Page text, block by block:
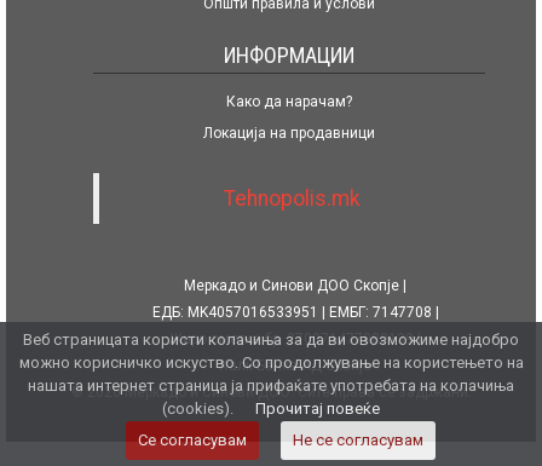
Општи правила и услови
ИНФОРМАЦИИ
Како да нарачам?
Локација на продавници
Tehnopolis.mk
Меркадо и Синови ДОО Скопје
ЕДБ: MK4057016533951
ЕМБГ: 7147708
Жиро сметка бр. 270071477080139
Халк Банка АД Скопје
© 2026 Меркадо и Синови ДОО. Сите права се задржани.
Веб страницата користи колачиња за да ви овозможиме најдобро
можно корисничко искуство. Со продолжување на користењето на
нашата интернет страница ја прифаќате употребата на колачиња
(cookies).
Прочитај повеќе
Се согласувам
Не се согласувам